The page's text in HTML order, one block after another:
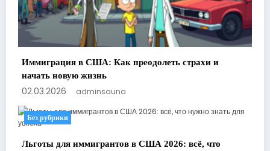
Иммиграция в США: Как преодолеть страхи и
начать новую жизнь
02.03.2026 adminsauna
Без рубрики
Льготы для иммигрантов в США 2026: всё, что